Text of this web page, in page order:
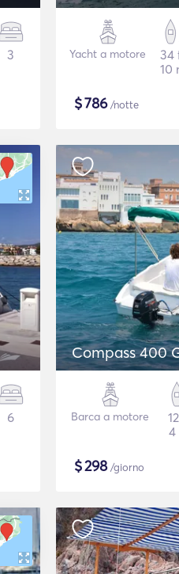
3 Yacht a motore
34
10
$786/notte
6
Compass 400
Barca a motore
4
$298/giorno